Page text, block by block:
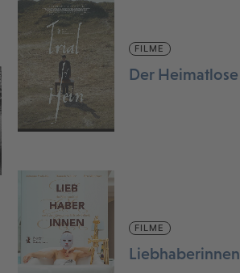
FILME
Der Heimatlose
FILME
Liebhaberinnen